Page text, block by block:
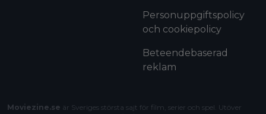
Personuppgiftspolicy
och cookiepolicy
Beteendebaserad
reklam
Moviezine.se är Sveriges största sajt för film, serier och spel. Utöver